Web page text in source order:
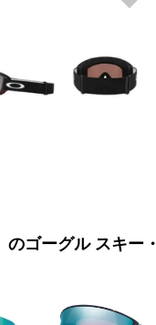
ゴーグル スキー・